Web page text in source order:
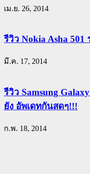
เม.ย. 26, 2014
รีวิว Nokia Asha
มี.ค. 17, 2014
รีวิว Samsung
ยัง อัพเดทกันสดๆ!!!
ก.พ. 18, 2014